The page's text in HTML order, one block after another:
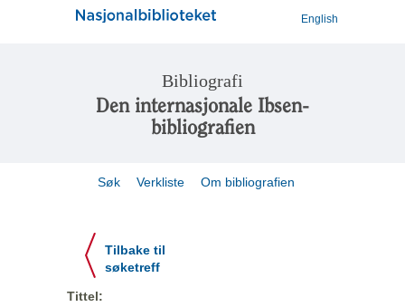
English
Bibliografi
Den internasjonale Ibsen-
bibliografien
Søk Verkliste Om bibliografien
Tilbake til
søketreff
Tittel: